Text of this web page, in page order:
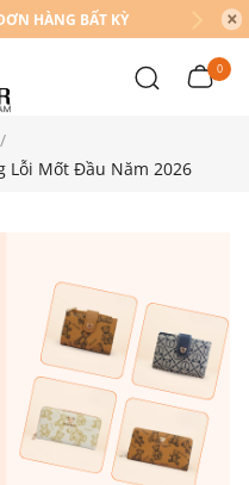
HÀNG BẤT KỲ
0
/
Lỗi Mốt Đầu Năm 2026